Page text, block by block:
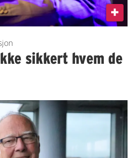
sikkert hvem de